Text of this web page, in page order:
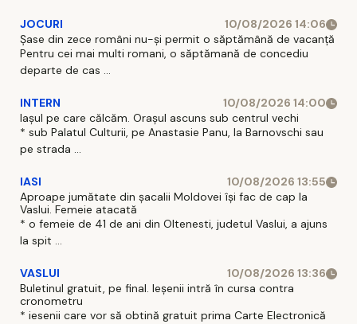
JOCURI
10/08/2026 14:06
Șase din zece români nu-și permit o săptămână de vacanță
Pentru cei mai multi romani, o săptămană de concediu
departe de cas ...
INTERN
10/08/2026 14:00
Iașul pe care călcăm. Orașul ascuns sub centrul vechi
* sub Palatul Culturii, pe Anastasie Panu, la Barnovschi sau
pe strada ...
IASI
10/08/2026 13:55
Aproape jumătate din șacalii Moldovei își fac de cap la
Vaslui. Femeie atacată
* o femeie de 41 de ani din Oltenesti, judetul Vaslui, a ajuns
la spit ...
VASLUI
10/08/2026 13:36
Buletinul gratuit, pe final. Ieșenii intră în cursa contra
cronometru
* iesenii care vor să obtină gratuit prima Carte Electronică